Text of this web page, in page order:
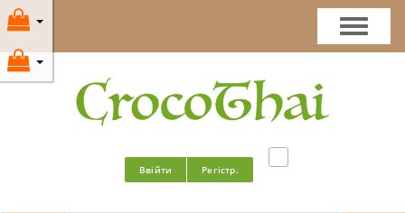
Ввійти Регістр.